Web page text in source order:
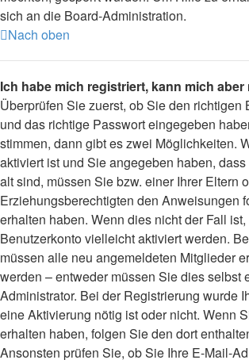
sich an die Board-Administration.
Nach oben
Ich habe mich registriert, kann mich
Überprüfen Sie zuerst, ob Sie den richtigen
und das richtige Passwort eingegeben
stimmen, dann gibt es zwei Möglichkeiten.
aktiviert ist und Sie angegeben haben,
alt sind, müssen Sie bzw. einer Ihrer Eltern
Erziehungsberechtigten den Anweisungen
erhalten haben. Wenn dies nicht der Fall
Benutzerkonto vielleicht aktiviert werden.
müssen alle neu angemeldeten Mitglieder
werden – entweder müssen Sie dies selbst
Administrator. Bei der Registrierung wurde
eine Aktivierung nötig ist oder nicht. Wenn
erhalten haben, folgen Sie den dort
Ansonsten prüfen Sie, ob Sie Ihre E-Mail-